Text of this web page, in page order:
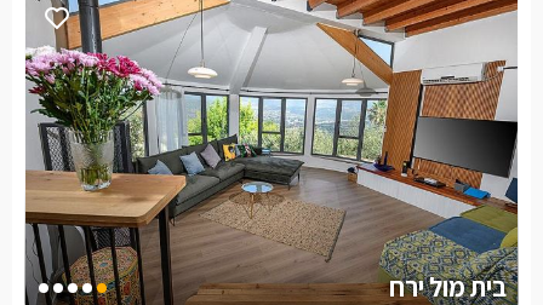
בית מול ירח